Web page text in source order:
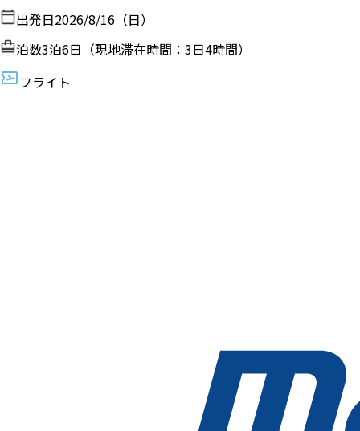
出発日2026/8/16（日）
泊数3泊6日（現地滞在時間： 3日4時間）
フライト